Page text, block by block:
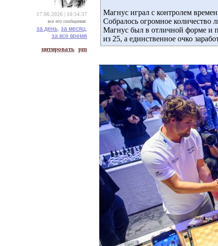
17.06.2026 | 10:54:37
все его сообщения:
за день, за месяц,
за все время
цитировать pm
Магнус играл с контролем
Собралось огромное количество
Магнус был в отличной форме и
из 25, а единственное очко